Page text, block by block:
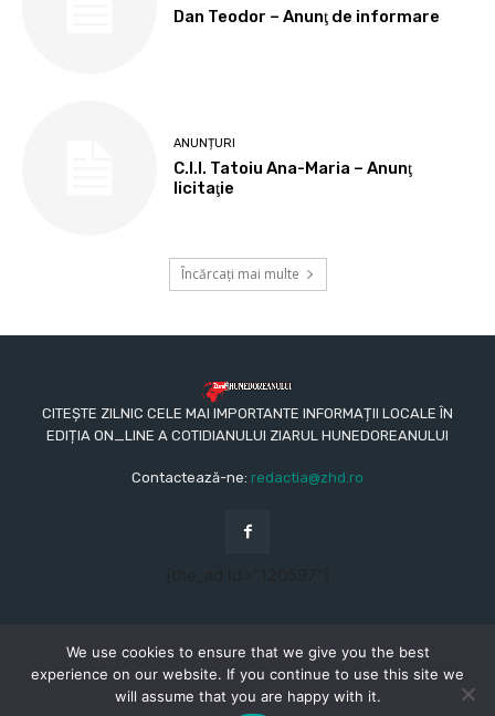
Dan Teodor – Anunţ de informare
ANUNȚURI
C.I.I. Tatoiu Ana-Maria – Anunţ
licitaţie
Încărcați mai multe
CITEȘTE ZILNIC CELE MAI IMPORTANTE INFORMAȚII LOCALE ÎN
EDIȚIA ON_LINE A COTIDIANULUI ZIARUL HUNEDOREANULUI
Contactează-ne: redactia@zhd.ro
© Copyright - 2015 - 2023 - Ziarul Hunedoreanului
We use cookies to ensure that we give you the best
experience on our website. If you continue to use this site we
will assume that you are happy with it.